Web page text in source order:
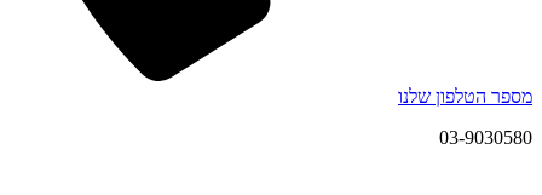
מספר הטלפון שלנו
03-9030580